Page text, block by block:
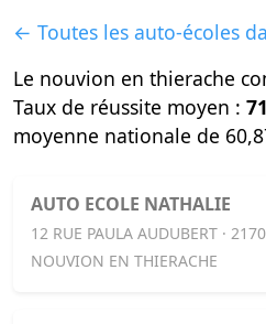
← Toutes les auto-écoles
Le nouvion en thierache
Taux de réussite moyen :
moyenne nationale de
AUTO ECOLE NATHALIE
12 RUE PAULA AUDUBERT ·
NOUVION EN THIERACHE